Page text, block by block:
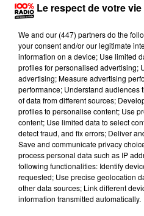
Lecture (4 min 21
100%
100% Radio les infos du Lot
Le respect de votre
We and our (447) partnersdo the
your consent and/or our legitimate
information on a device; Use limited
profiles for personalised advertising;
advertising; Measure advertising
performance; Understand audiences
of data from different sources;
profiles to personalise content; Use
content; Use limited data to select
detect fraud, and fix errors; Deliver
Save and communicate privacy
process personal data such as IP
following functionalities: Identify
requested; Use precise geolocation
other data sources; Link different
information transmitted automatically.